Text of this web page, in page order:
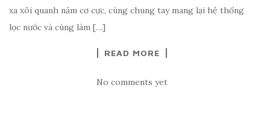
xa xôi quanh năm cơ cực, cùng chung tay mang lại hệ thống
lọc nước và cùng làm […]
READ MORE
No comments yet